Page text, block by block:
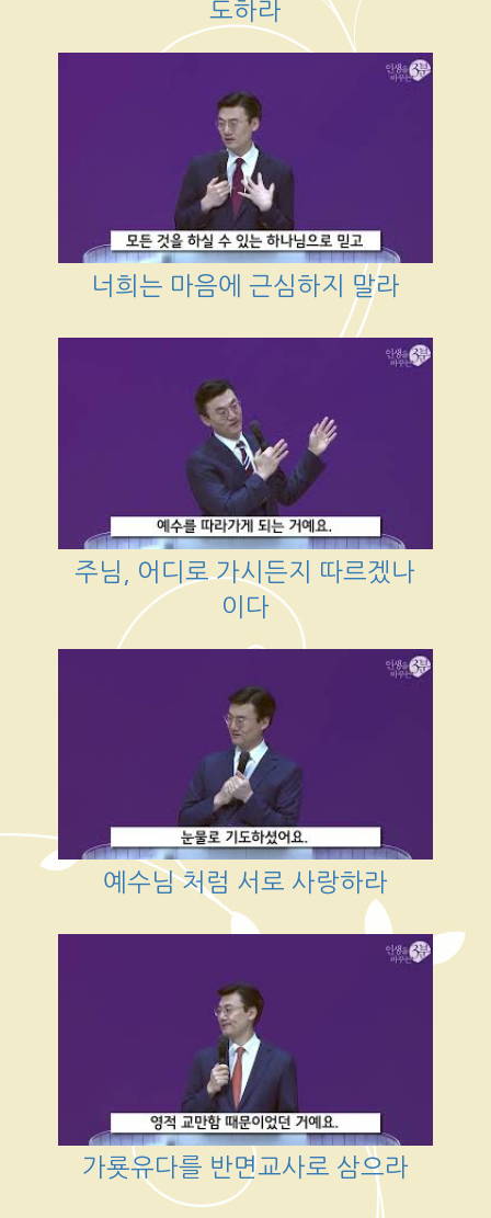
도하라
너희는 마음에 근심하지 말라
주님, 어디로 가시든지 따르겠나
이다
예수님 처럼 서로 사랑하라
가룟유다를 반면교사로 삼으라